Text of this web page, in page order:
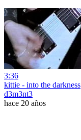
3:36
kittie - into the darkness
d3m3nt3
hace 20 años